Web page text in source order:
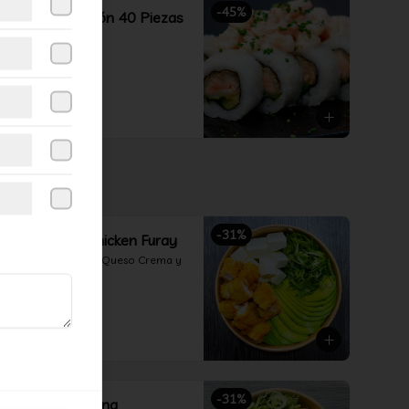
-45%
Combina Opción 40 Piezas
$39.990
-31%
492-Gohan Chicken Furay
Pollo Furay, Palta, Queso Crema y
-31%
496-Gohan Tuna